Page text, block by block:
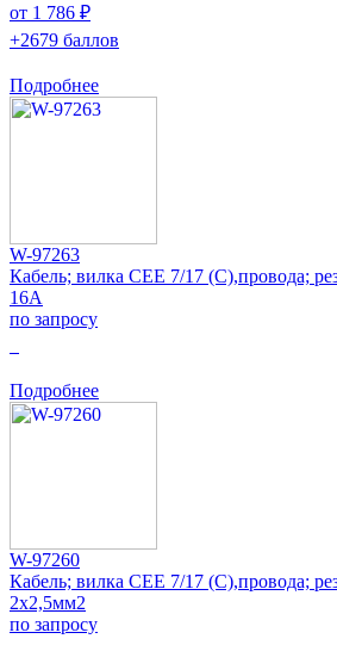
от 1 786 ₽
+2679 баллов
Подробнее
W-97263
Кабель; вилка CEE 7/17 (C),провода;
16А
по запросу
Подробнее
W-97260
Кабель; вилка CEE 7/17 (C),провода;
2x2,5мм2
по запросу